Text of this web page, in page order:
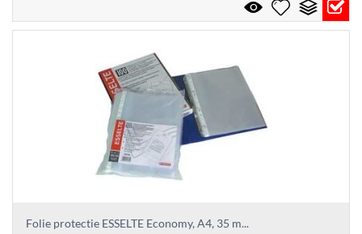
Folie protectie ESSELTE Economy, A4, 35 m...